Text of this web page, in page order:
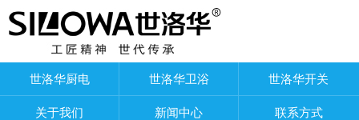
世洛华厨电 世洛华卫浴 世洛华开关
关于我们 新闻中心 联系方式